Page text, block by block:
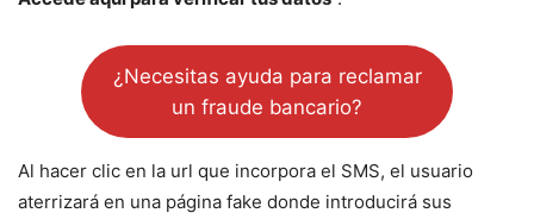
¿Necesitas ayuda para reclamar
un fraude bancario?
Al hacer clic en la url que incorpora el SMS, el usuario
aterrizará en una página fake donde introducirá sus